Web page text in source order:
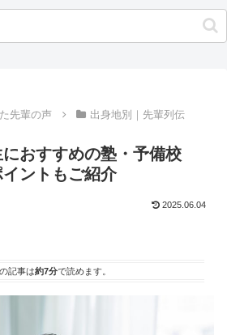
先輩の声 出身地別｜先輩列伝
おすすめの塾・予備校
ントもご紹介
2025.06.04
記事は約7分で読めます。